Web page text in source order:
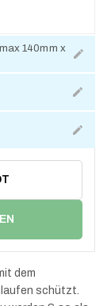
140mm x
dem
schützt.